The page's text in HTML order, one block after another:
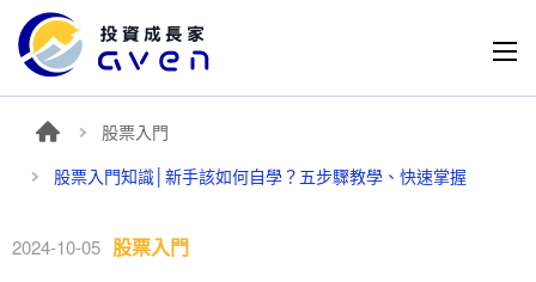
股票入門
股票入門知識│新手該如何自學？五步驟教學、快速掌握
2024-10-05 股票入門